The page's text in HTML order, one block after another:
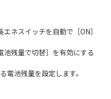
ネスイッチを自動で［ON］
残量で切替］を有効にする
電池残量を設定します。